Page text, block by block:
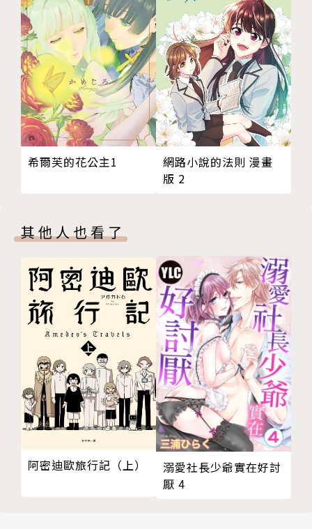
希爾芙的花公主1
網路小說的法則 漫畫
版 2
其他人也看了
阿密迪歐旅行記（上）
溺愛社長少爺實在好討
厭 4